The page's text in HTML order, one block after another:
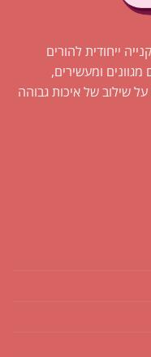
ייחודית להורים
ומעשירים,
שילוב של איכות גבוהה